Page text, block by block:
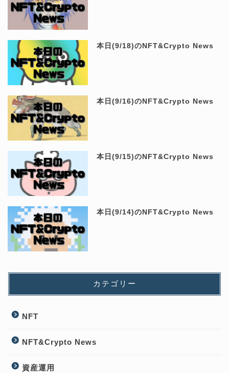
本日(9/18)のNFT&Crypto News
本日(9/16)のNFT&Crypto News
本日(9/15)のNFT&Crypto News
本日(9/14)のNFT&Crypto News
カテゴリー
NFT
NFT&Crypto News
資産運用